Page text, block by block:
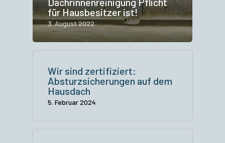
für Hausbesitzer ist!
3. August 2022
Wir sind zertifiziert:
Absturzsicherungen auf dem
Hausdach
5. Februar 2024